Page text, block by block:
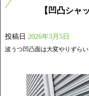
【凹凸シャ
投稿日 2026年3月5日
波うつ凹凸面は大変やりずら